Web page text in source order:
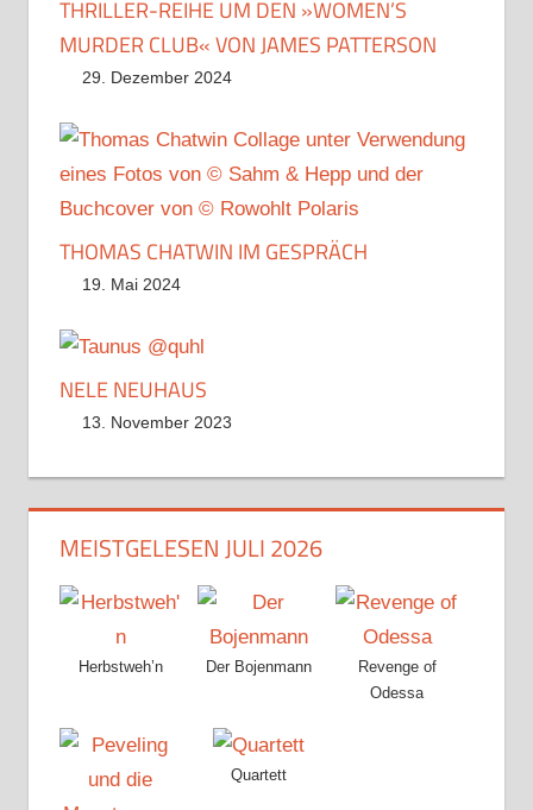
THRILLER-REIHE UM DEN »WOMEN’S
MURDER CLUB« VON JAMES PATTERSON
29. Dezember 2024
THOMAS CHATWIN IM GESPRÄCH
19. Mai 2024
NELE NEUHAUS
13. November 2023
MEISTGELESEN JULI 2026
Herbstweh’n Der Bojenmann
Revenge of
Odessa
Quartett